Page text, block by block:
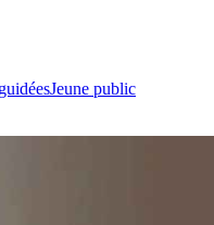
Jeune public